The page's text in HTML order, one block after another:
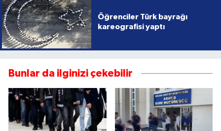
Öğrenciler Türk bayrağı
kareografisi yaptı
Bunlar da ilginizi çekebilir